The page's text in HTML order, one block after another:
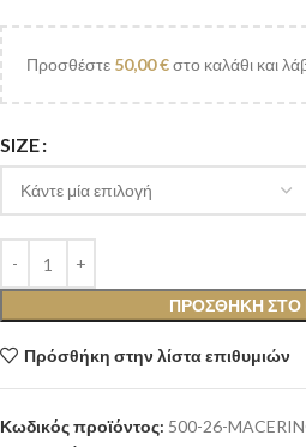
Προσθέστε 50,00€στο καλάθι και
SIZE
ΠΡΟΣΘΉΚΗ ΣΤΟ
Πρόσθήκη στην λίστα επιθυμιών
Κωδικός προϊόντος: 500-26-